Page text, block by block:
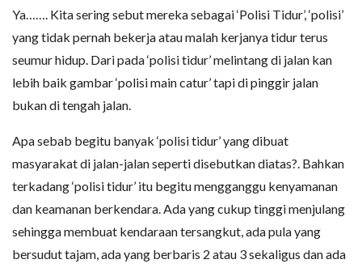
Ya……. Kita sering sebut mereka sebagai ‘Polisi Tidur’, ‘polisi’
yang tidak pernah bekerja atau malah kerjanya tidur terus
seumur hidup. Dari pada ‘polisi tidur’ melintang di jalan kan
lebih baik gambar ‘polisi main catur’ tapi di pinggir jalan
bukan di tengah jalan.
Apa sebab begitu banyak ‘polisi tidur’ yang dibuat
masyarakat di jalan-jalan seperti disebutkan diatas?. Bahkan
terkadang ‘polisi tidur’ itu begitu mengganggu kenyamanan
dan keamanan berkendara. Ada yang cukup tinggi menjulang
sehingga membuat kendaraan tersangkut, ada pula yang
bersudut tajam, ada yang berbaris 2 atau 3 sekaligus dan ada